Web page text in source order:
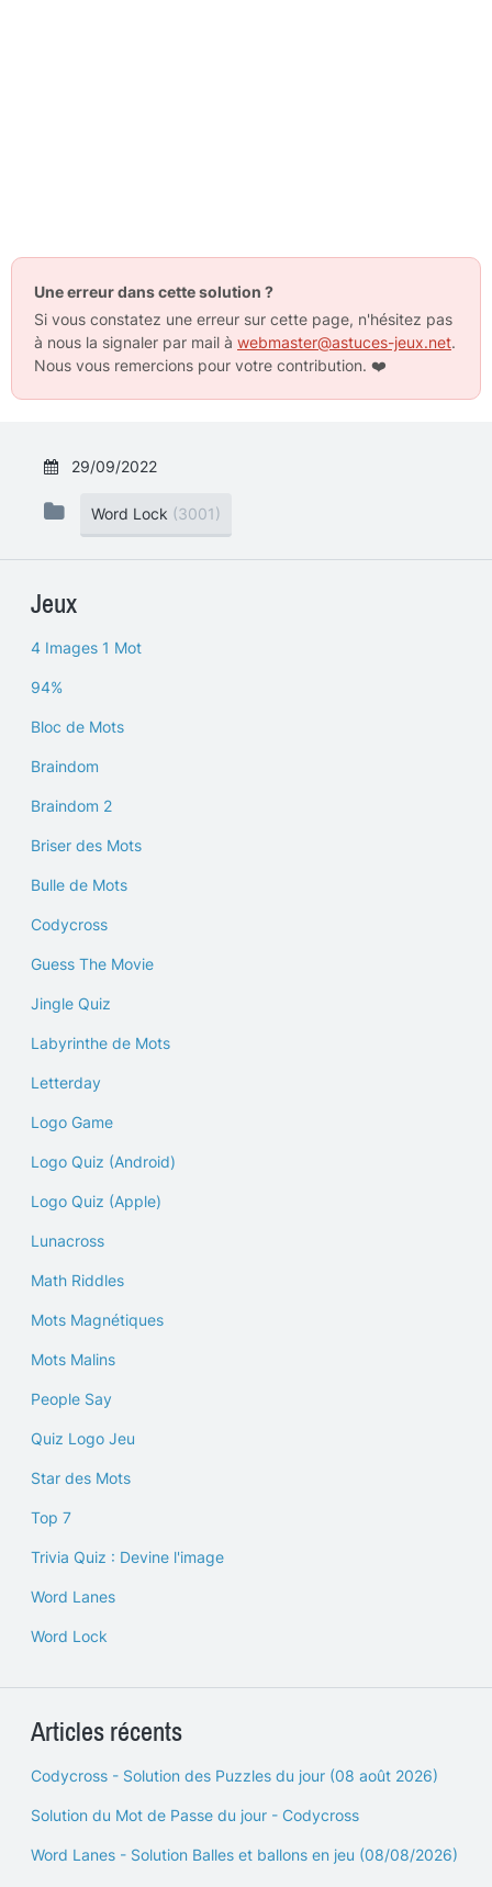
Une erreur dans cette solution ?
Si vous constatez une erreur sur cette page, n'hésitez pas
à nous la signaler par mail à webmaster@astuces-jeux.net.
Nous vous remercions pour votre contribution. ❤️
29/09/2022
Word Lock (3001)
Jeux
4 Images 1 Mot
94%
Bloc de Mots
Braindom
Braindom 2
Briser des Mots
Bulle de Mots
Codycross
Guess The Movie
Jingle Quiz
Labyrinthe de Mots
Letterday
Logo Game
Logo Quiz (Android)
Logo Quiz (Apple)
Lunacross
Math Riddles
Mots Magnétiques
Mots Malins
People Say
Quiz Logo Jeu
Star des Mots
Top 7
Trivia Quiz : Devine l'image
Word Lanes
Word Lock
Articles récents
Codycross - Solution des Puzzles du jour (08 août 2026)
Solution du Mot de Passe du jour - Codycross
Word Lanes - Solution Balles et ballons en jeu (08/08/2026)